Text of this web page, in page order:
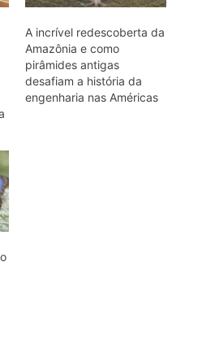
A incrível redescoberta da
Amazônia e como
pirâmides antigas
desafiam a história da
engenharia nas Américas